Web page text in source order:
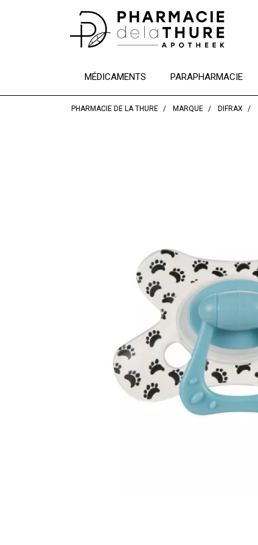
MÉDICAMENTS PARAPHARMACIE
PHARMACIE DE LA THURE MARQUE DIFRAX